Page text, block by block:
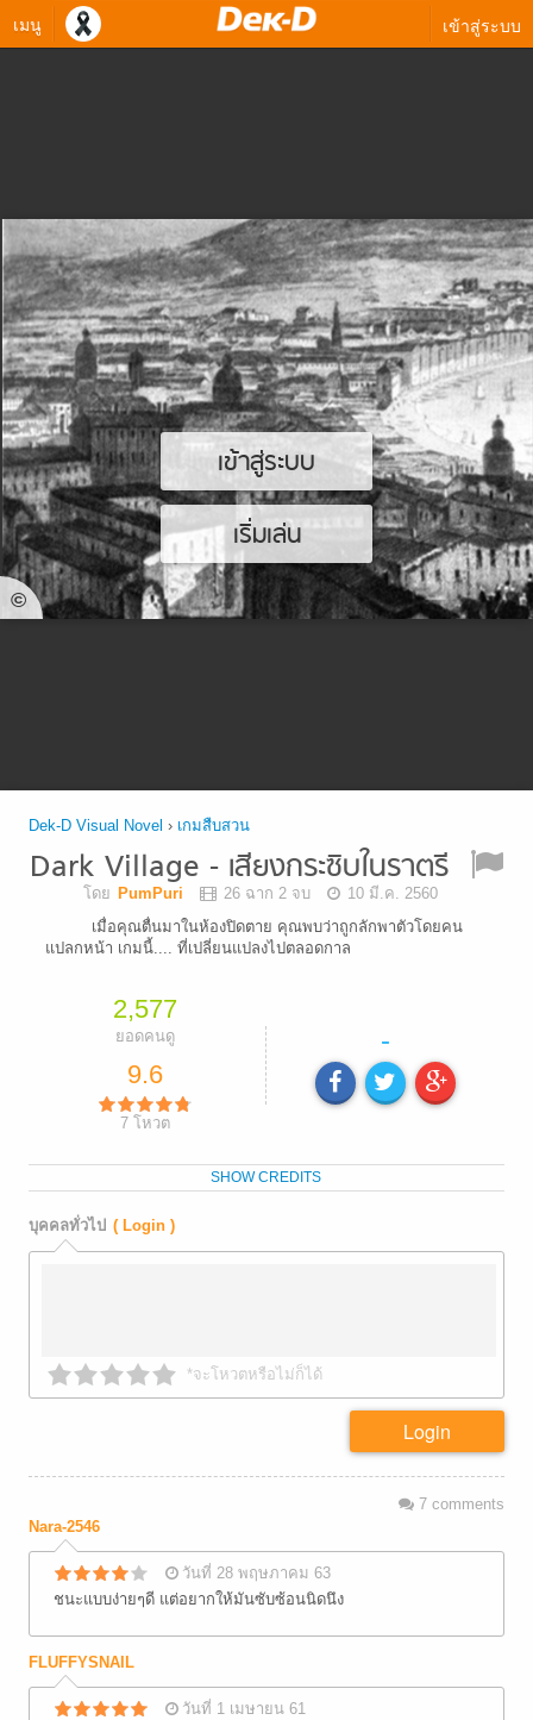
เมนู เข้าสู่ระบบ
เข้าสู่ระบบ
เริ่มเล่น
©
Dek-D Visual Novel › เกมสืบสวน
Dark Village - เสียงกระซิบในราตรี
โดย PumPuri 26 ฉาก 2 จบ
10 มี.ค. 2560
เมื่อคุณตื่นมาในห้องปิดตาย คุณพบว่าถูกลักพาตัวโดยคน
แปลกหน้า เกมนี้.... ที่เปลี่ยนแปลงไปตลอดกาล
2,577
ยอดคนดู
9.6
7โหวต
-
SHOW CREDITS
บุคคลทั่วไป ( Login )
*จะโหวตหรือไม่ก็ได้
Login
7comments
Nara-2546
วันที่ 28 พฤษภาคม 63
ชนะแบบง่ายๆดี แต่อยากให้มันซับซ้อนนิดนึง
FLUFFYSNAIL
วันที่ 1 เมษายน 61